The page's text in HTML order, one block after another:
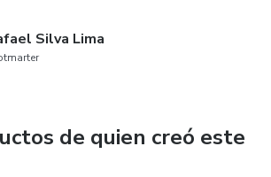
y la atracción
para personas que quieren una
ni manipulaciones baratas.
Silva Lima
de quien creó este